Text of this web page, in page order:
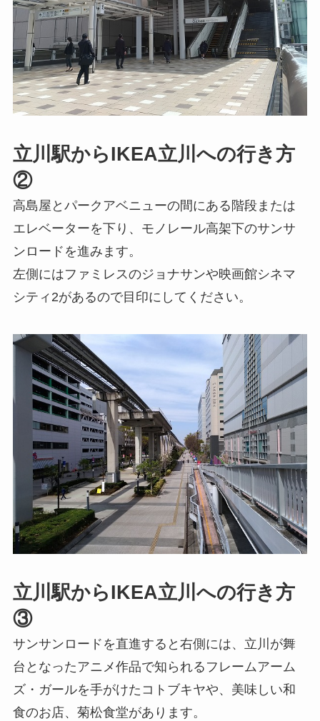
立川駅からIKEA立川への行き方
②
高島屋とパークアベニューの間にある階段または
エレベーターを下り、モノレール高架下のサンサ
ンロードを進みます。
左側にはファミレスのジョナサンや映画館シネマ
シティ2があるので目印にしてください。
立川駅からIKEA立川への行き方
③
サンサンロードを直進すると右側には、立川が舞
台となったアニメ作品で知られるフレームアーム
ズ・ガールを手がけたコトブキヤや、美味しい和
食のお店、菊松食堂があります。